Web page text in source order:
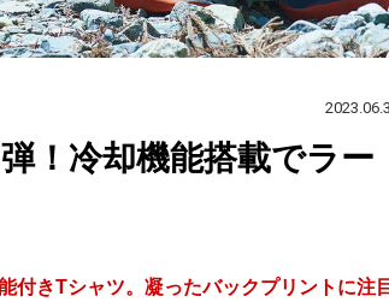
！冷却機能搭載でラー
付きTシャツ。凝ったバックプリントに注